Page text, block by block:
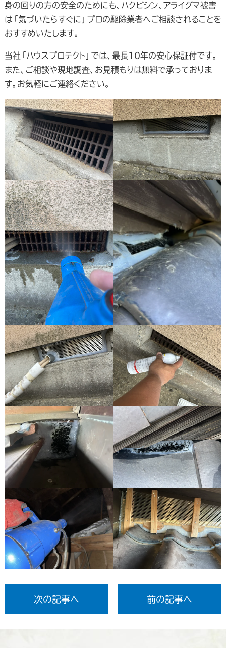
身の回りの方の安全のためにも、ハクビシン、アライグマ被害
は「気づいたらすぐに」プロの駆除業者へご相談されることを
おすすめいたします。
当社「ハウスプロテクト」では、最長10年の安心保証付です。
また、ご相談や現地調査、お見積もりは無料で承っておりま
す。お気軽にご連絡ください。
次の記事へ 前の記事へ